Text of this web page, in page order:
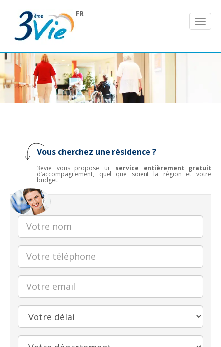
FR
Vous cherchez une résidence ?
3evie vous propose un service entièrement gratuit
d’accompagnement, quel que soient la région et votre
budget.